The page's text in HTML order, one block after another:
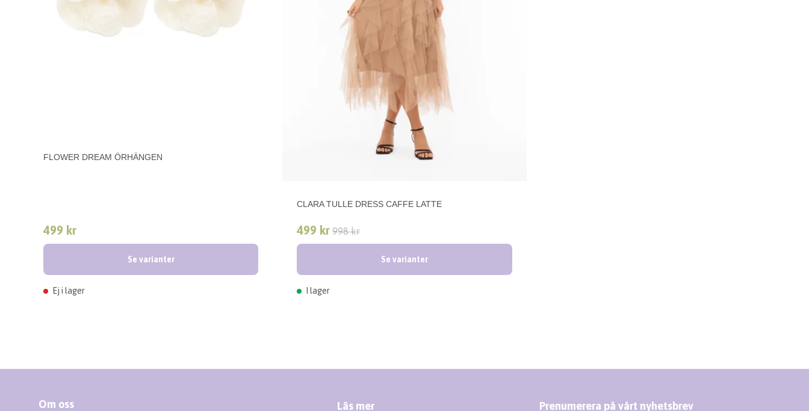
FLOWER DREAM ÖRHÄNGEN
499 kr
Se varianter
Ej i lager
CLARA TULLE DRESS CAFFE LATTE
499 kr 998 kr
Se varianter
I lager
Om oss Läs mer Prenumerera på vårt nyhetsbrev